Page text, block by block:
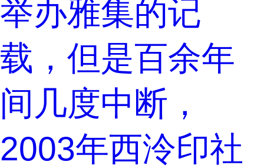
举办雅集的记
载，但是百余年
间几度中断，
2003年西泠印社